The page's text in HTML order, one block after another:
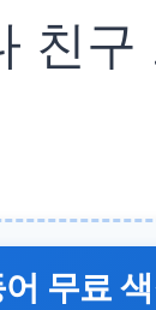
친
무료